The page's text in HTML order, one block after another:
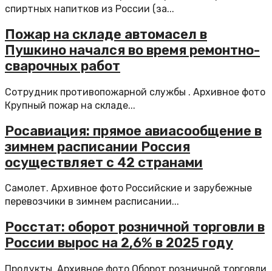
спиртных напитков из России (за...
Пожар на складе автомасел в
Пушкино начался во время ремонтно-
сварочных работ
Сотрудник противопожарной службы . Архивное фото
Крупный пожар на складе...
Росавиация: прямое авиасообщение в
зимнем расписании Россия
осуществляет с 42 странами
Самолет. Архивное фото Российские и зарубежные
перевозчики в зимнем расписании...
Росстат: оборот розничной торговли в
России вырос на 2,6% в 2025 году
Продукты. Архивное фото Оборот розничной торговли